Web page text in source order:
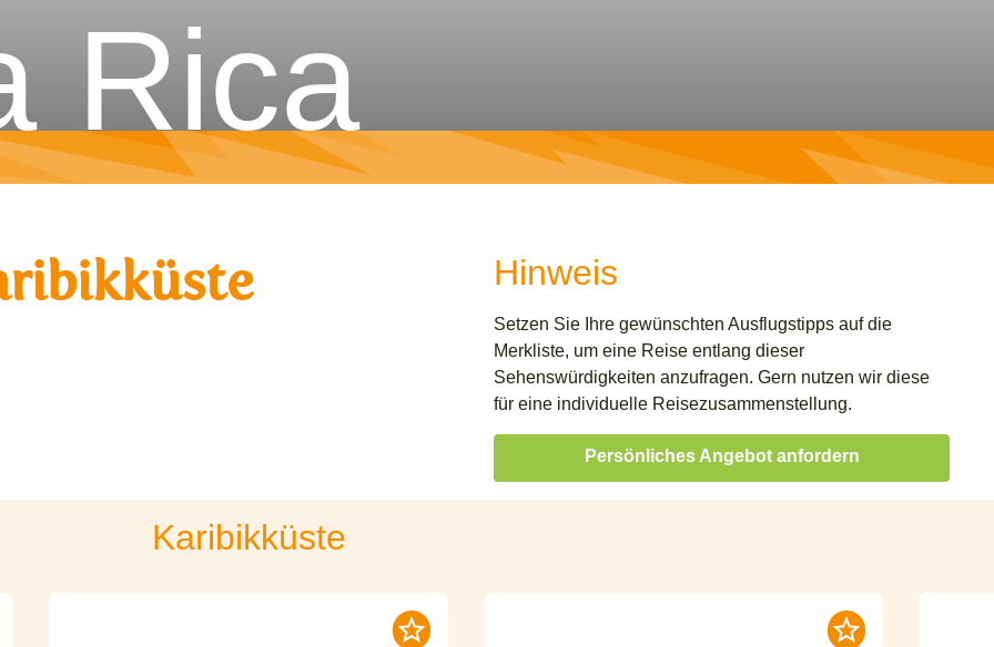
Rica
Hinweis
Setzen Sie Ihre gewünschten Ausflugstipps auf die
Merkliste, um eine Reise entlang dieser
Sehenswürdigkeiten anzufragen. Gern nutzen wir diese
für eine individuelle Reisezusammenstellung.
Persönliches Angebot anfordern
Karibikküste